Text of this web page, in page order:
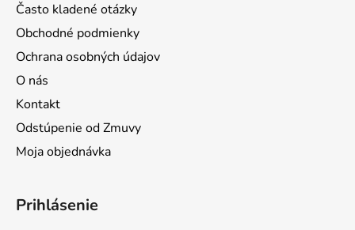
Často kladené otázky
Obchodné podmienky
Ochrana osobných údajov
O nás
Kontakt
Odstúpenie od Zmuvy
Moja objednávka
Prihlásenie